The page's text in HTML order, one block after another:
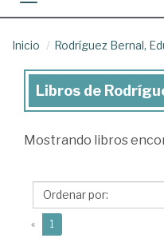
Inicio Rodríguez Bernal,
Libros
Rodríguez
Eduardo
Libros de
Mostrando libros
« 1